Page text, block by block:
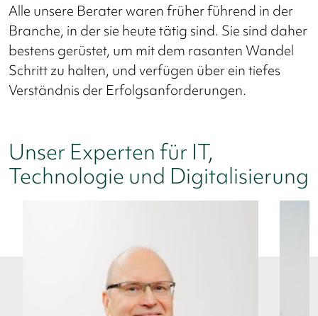
Alle unsere Berater waren früher führend in der
Branche, in der sie heute tätig sind. Sie sind daher
bestens gerüstet, um mit dem rasanten Wandel
Schritt zu halten, und verfügen über ein tiefes
Verständnis der Erfolgsanforderungen.
Unser Experten für IT,
Technologie und Digitalisierung